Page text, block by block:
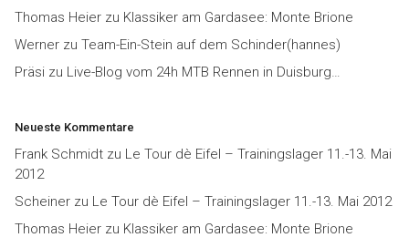
Thomas Heier zu Klassiker am Gardasee: Monte Brione
Werner zu Team-Ein-Stein auf dem Schinder(hannes)
Präsi zu Live-Blog vom 24h MTB Rennen in Duisburg…
Neueste Kommentare
Frank Schmidt zu Le Tour dè Eifel – Trainingslager 11.-13. Mai
2012
Scheiner zu Le Tour dè Eifel – Trainingslager 11.-13. Mai 2012
Thomas Heier zu Klassiker am Gardasee: Monte Brione